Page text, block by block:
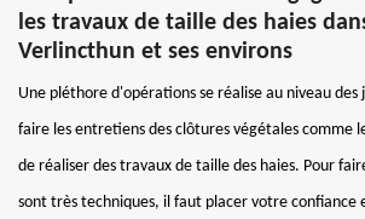
les travaux de taille des haies
Verlincthun et ses environs
Une pléthore d'opérations se réalise au niveau
faire les entretiens des clôtures végétales comme
de réaliser des travaux de taille des haies. Pour
sont très techniques, il faut placer votre confiance